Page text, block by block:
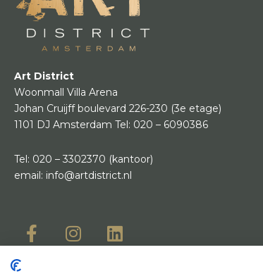
Art District
Woonmall Villa Arena
Johan Cruijff boulevard 226-230 (3e etage)
1101 DJ Amsterdam Tel: 020 – 6090386
Tel: 020 – 3302370 (kantoor)
email: info@artdistrict.nl